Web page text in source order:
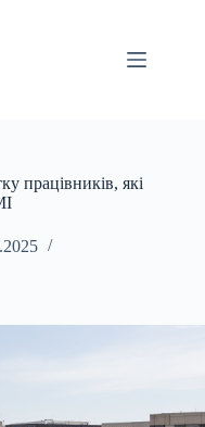
працівників, які